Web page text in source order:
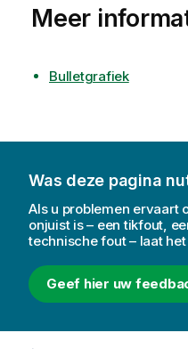
Meer
Bulletgrafiek
Was deze pagina
Als u problemen ervaart
onjuist is – een tikfout,
technische fout – laat
Geef hier uw